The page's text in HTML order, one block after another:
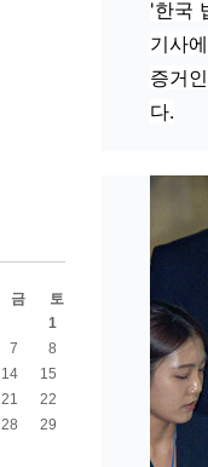
'한국
기사
증거
다.
금
토
1
7
8
14
15
21
22
28
29